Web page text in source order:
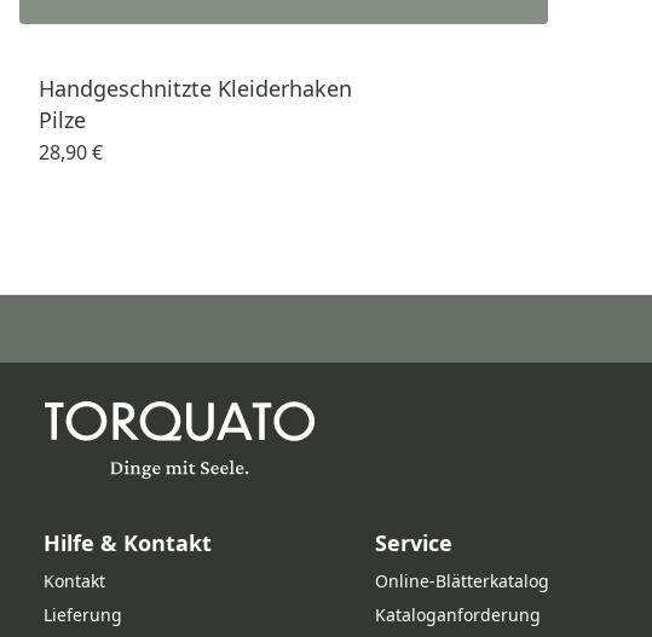
Handgeschnitzte Kleiderhaken
Pilze
28,90 €
Hilfe & Kontakt
Kontakt
Lieferung
Service
Online‑Blätterkatalog
Kataloganforderung